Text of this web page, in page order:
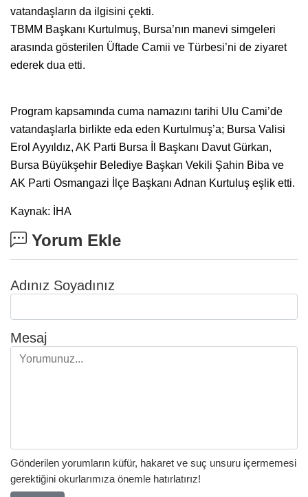
vatandaşların da ilgisini çekti.
TBMM Başkanı Kurtulmuş, Bursa’nın manevi simgeleri
arasında gösterilen Üftade Camii ve Türbesi’ni de ziyaret
ederek dua etti.
Program kapsamında cuma namazını tarihi Ulu Cami’de
vatandaşlarla birlikte eda eden Kurtulmuş’a; Bursa Valisi
Erol Ayyıldız, AK Parti Bursa İl Başkanı Davut Gürkan,
Bursa Büyükşehir Belediye Başkan Vekili Şahin Biba ve
AK Parti Osmangazi İlçe Başkanı Adnan Kurtuluş eşlik etti.
Kaynak: İHA
Yorum Ekle
Adınız Soyadınız
Mesaj
Gönderilen yorumların küfür, hakaret ve suç unsuru içermemesi
gerektiğini okurlarımıza önemle hatırlatırız!